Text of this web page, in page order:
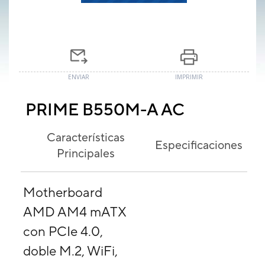
ENVIAR IMPRIMIR
PRIME B550M-A AC
Características
Principales
Especificaciones
Motherboard
AMD AM4 mATX
con PCIe 4.0,
doble M.2, WiFi,